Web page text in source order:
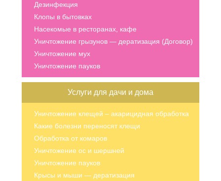
Дезинфекция
Клопы в бытовках
Насекомые в ресторанах, кафе
Уничтожение грызунов — дератизация (Договор)
Уничтожение мух
Уничтожение пауков
Услуги для дачи и дома
Уничтожение клещей – акарицидная обработка
Какие болезни переносят клещи
Обработка от комаров
Уничтожение ос и шершней
Уничтожение пауков
Крысы и мыши — дератизация